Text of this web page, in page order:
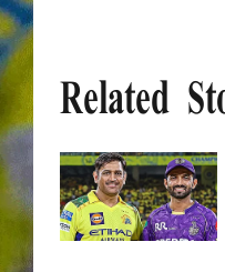
Related